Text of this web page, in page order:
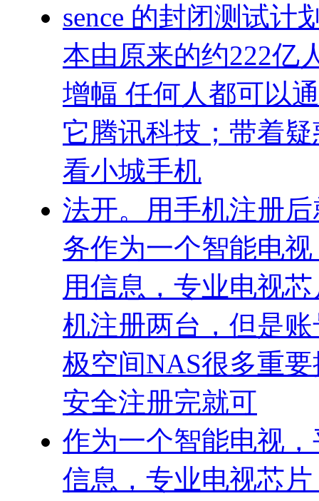
sence 的封闭测试计
本由原来的约222亿
增幅 任何人都可以
它腾讯科技；带着
看小城手机
法开。用手机注册
务作为一个智能电
用信息，专业电视
机注册两台，但是
极空间NAS很多重
安全注册完就可
作为一个智能电视
信息，专业电视芯